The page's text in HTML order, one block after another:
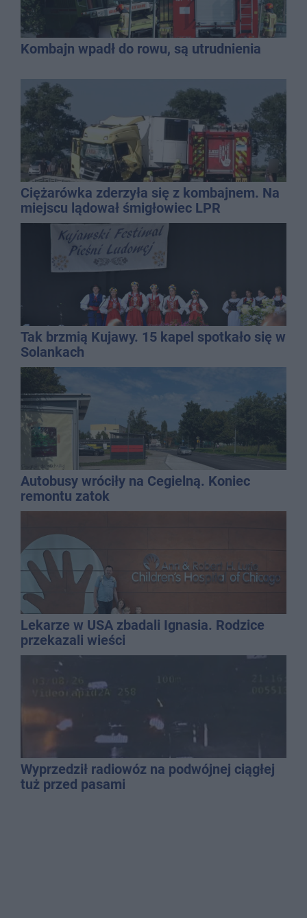
Kombajn wpadł do rowu, są utrudnienia
Ciężarówka zderzyła się z kombajnem. Na
miejscu lądował śmigłowiec LPR
Tak brzmią Kujawy. 15 kapel spotkało się w
Solankach
Autobusy wróciły na Cegielną. Koniec
remontu zatok
Lekarze w USA zbadali Ignasia. Rodzice
przekazali wieści
Wyprzedził radiowóz na podwójnej ciągłej
tuż przed pasami